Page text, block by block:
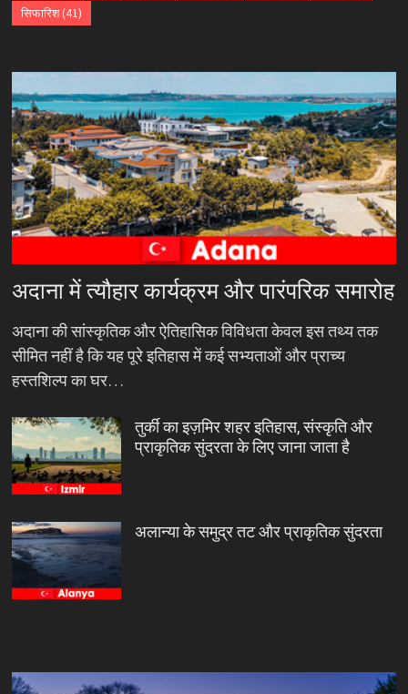
सिफारिश(41)
अदाना में त्यौहार कार्यक्रम और पारंपरिक समारोह
अदाना की सांस्कृतिक और ऐतिहासिक विविधता केवल इस तथ्य तक
सीमित नहीं है कि यह पूरे इतिहास में कई सभ्यताओं और प्राच्य
हस्तशिल्प का घर…
तुर्की का इज़मिर शहर इतिहास, संस्कृति और
प्राकृतिक सुंदरता के लिए जाना जाता है
अलान्या के समुद्र तट और प्राकृतिक सुंदरता